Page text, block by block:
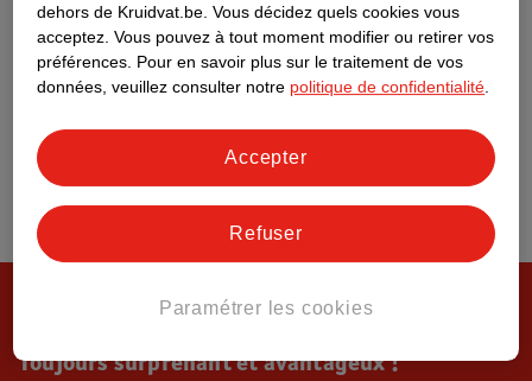
Toujours surprenant et avantageux !
dehors de Kruidvat.be. Vous décidez quels cookies vous
acceptez. Vous pouvez à tout moment modifier ou retirer vos
préférences. Pour en savoir plus sur le traitement de vos
données, veuillez consulter notre politique de confidentialité
Paramétrer les cookies
Refuser
Accepter